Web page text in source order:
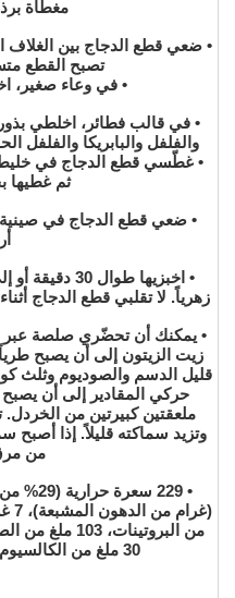
مغطاة
• ضعي قطع الدجاج بين
تصبح القطع
• في وعاء صغير،
• في قالب فطائر، اخلطي
والفلفل والبابريكا والفلفل
• غطّسي قطع الدجاج في
ثم غطيها
• ضعي قطع الدجاج في صينية.
• اخبزيها
زهرياً. لا تقلبي قطع الدجاج
• يمكنك أن تحضّري صلصة عبر
زيت الزيتون إلى أن يصبح
قليل الدسم والصوديوم وثلث
حركي المقادير إلى أن
ملعقتين كبيرتين من
وتزيد سماكته قليلاً. إذا أصبح
من
30 ملغ من الكالسيوم، 3 غرامات من الألياف.